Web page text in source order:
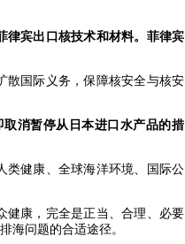
律宾出口核技术和材料。菲律宾
散国际义务，保障核安全与核安
消暂停从日本进口水产品的措
类健康、全球海洋环境、国际公
健康，完全是正当、合理、必要
海问题的合适途径。